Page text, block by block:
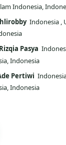
Indonesia,
Indonesia ,
Pasya
Indonesia
Pertiwi
Indonesia